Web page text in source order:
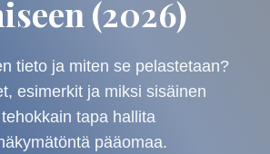
(2026)
tieto ja miten se pelastetaan?
esimerkit ja miksi sisäinen
tapa hallita
pääomaa.